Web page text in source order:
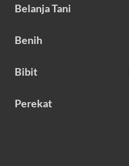
Belanja Tani
Benih
Bibit
Perekat